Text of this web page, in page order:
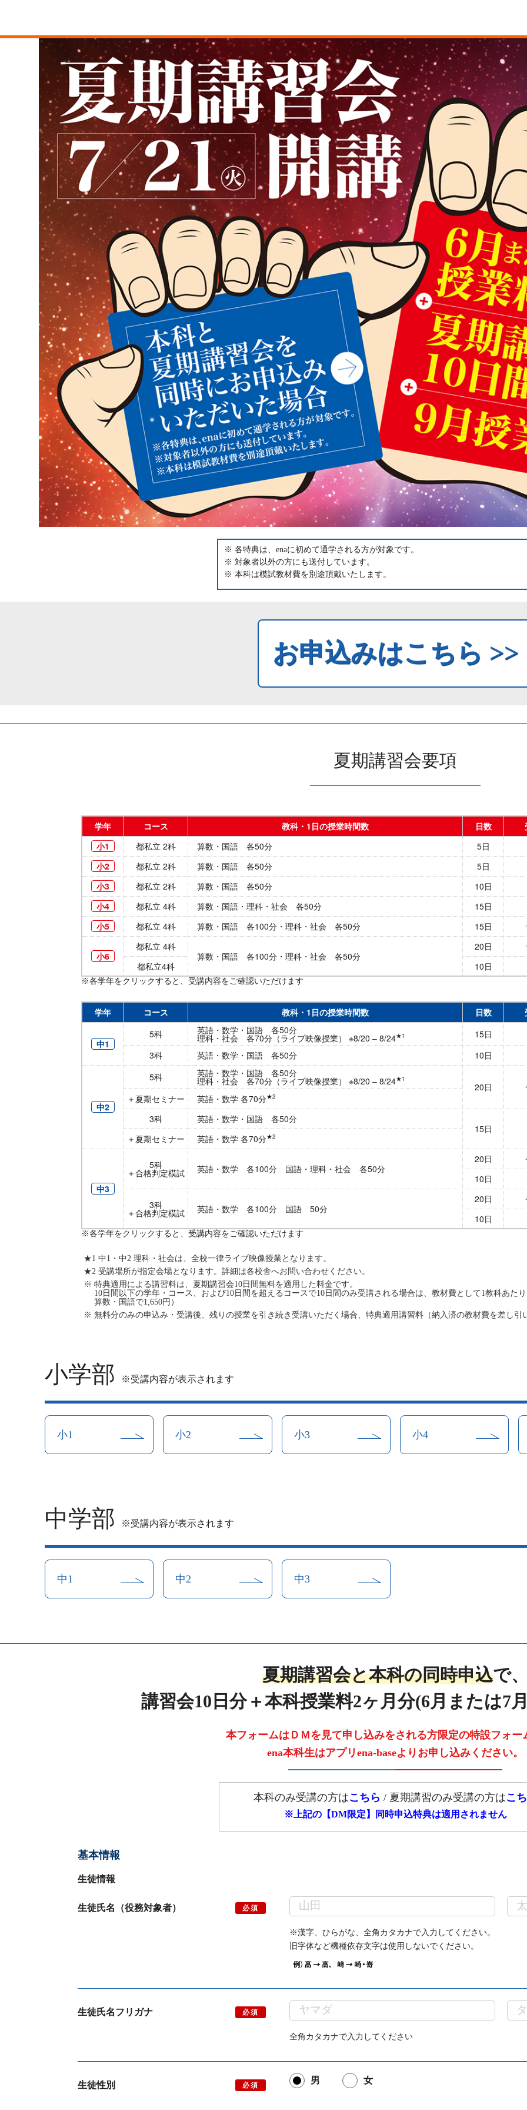
※ 各特典は、enaに初めて通学される方が対象です。
※ 対象者以外の方にも送付しています。
※ 本科は模試教材費を別途頂戴いたします。
お申込みはこちら >>
夏期講習会要項
学年 コース 教科・1日の授業時間数 日数
小1
都私立 2科 算数・国語 各50分 5日
小2
都私立 2科 算数・国語 各50分 5日
小3
都私立 2科 算数・国語 各50分 10日
小4
都私立 4科 算数・国語・理科・社会 各50分 15日
小5
都私立 4科 算数・国語 各100分・理科・社会 各50分 15日
小6
都私立 4科
算数・国語 各100分・理科・社会 各50分
20日
都私立4科
10日
※各学年をクリックすると、受講内容をご確認いただけます
学年 コース 教科・1日の授業時間数 日数
中1
5科 英語・数学・国語 各50分
理科・社会 各70分（ライブ映像授業） ※8/20 – 8/24★1 15日
3科
英語・数学・国語 各50分 10日
中2
5科 英語・数学・国語 各50分
理科・社会 各70分（ライブ映像授業） ※8/20 – 8/24★1
20日
＋夏期セミナー
英語・数学 各70分★2
3科
英語・数学・国語 各50分
15日
＋夏期セミナー
英語・数学 各70分★2
中3
5科
＋合格判定模試 英語・数学 各100分 国語・理科・社会 各50分
20日
10日
3科
＋合格判定模試 英語・数学 各100分 国語 50分
20日
10日
※各学年をクリックすると、受講内容をご確認いただけます
★1 中1・中2 理科・社会は、全校一律ライブ映像授業となります。
★2 受講場所が指定会場となります。詳細は各校舎へお問い合わせください。
※ 特典適用による講習料は、夏期講習会10日間無料を適用した料金です。
10日間以下の学年・コース、および10日間を超えるコースで10日間のみ受講される場合は、教材費として1教科あた
算数・国語で1,650円）
※ 無料分のみの申込み・受講後、残りの授業を引き続き受講いただく場合、特典適用講習料（納入済の教材費を差し引
小学部 ※受講内容が表示されます
小1 小2 小3 小4
中学部 ※受講内容が表示されます
中1 中2 中3
夏期講習会と本科の同時申込で、
講習会10日分＋本科授業料2ヶ月分(6月または7
本フォームはＤＭを見て申し込みをされる方限定の特設フォー
ena本科生はアプリena-baseよりお申し込みください。
本科のみ受講の方はこちら / 夏期講習のみ受講の方はこ
※上記の【DM限定】同時申込特典は適用されません
基本情報
生徒情報
生徒氏名（役務対象者） 必須
※漢字、ひらがな、全角カタカナで入力してください。
旧字体など機種依存文字は使用しないでください。
生徒氏名フリガナ 必須
全角カタカナで入力してください
生徒性別 必須 男 女